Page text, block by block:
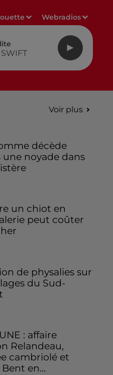
Webradios
SWIFT
Voir plus
décède
une noyade dans
un chiot en
peut coûter
de physalies sur
du Sud-
: affaire
Relandeau,
cambriolé et
en...